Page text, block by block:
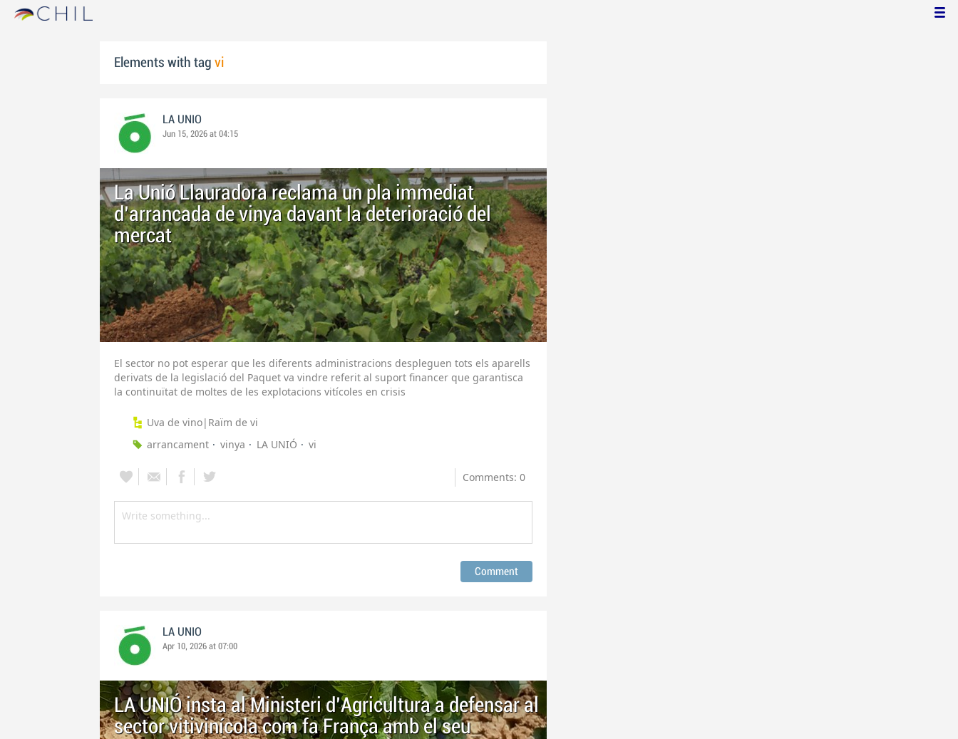
Elements with tag vi
LA UNIO
Jun 15, 2026 at 04:15
La Unió Llauradora reclama un pla immediat
d'arrancada de vinya davant la deterioració del
mercat
El sector no pot esperar que les diferents administracions despleguen tots els aparells
derivats de la legislació del Paquet va vindre referit al suport financer que garantisca
la continuïtat de moltes de les explotacions vitícoles en crisis
Uva de vino|Raïm de vi
arrancament
vinya LA UNIÓ vi
Comments: 0
LA UNIO
Apr 10, 2026 at 07:00
LA UNIÓ insta al Ministeri d'Agricultura a defensar al
sector vitivinícola com fa França amb el seu